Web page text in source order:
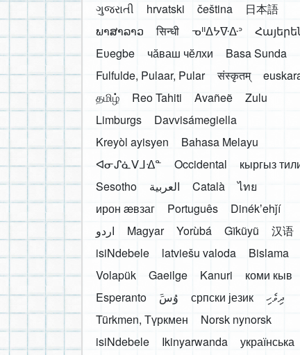
ગુજરાતી
hrvatski čeština
日本語
ພາສາລາວ
सिन्धी ᓀᐦᐃᔭᐍᐏᐣ
Eʋegbe
чӑваш чӗлхи
Basa Sunda
Fulfulde, Pulaar, Pular
संस्कृतम्
தமிழ்
Reo Tahiti Avañeẽ
Zulu
Limburgs
Davvisámegiella
Kreyòl ayisyen
Bahasa Melayu
ᐊᓂᔑᓈᐯᒧᐎᓐ
Occidental
кыргыз
Sesotho
العربية Català
ไทย
ирон æвзаг
Português
Dinékʼehǰí
اردو
Magyar Yorùbá Gĩkũyũ
汉语
isiNdebele
latviešu valoda
Bislama
Volapük
Gaeilge Kanuri
коми кыв
Esperanto
َوُسَ српски језик
ދިވެހި
Türkmen, Түркмен
Norsk nynorsk
isiNdebele
Ikinyarwanda
українська